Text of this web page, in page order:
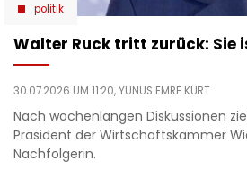
politik
Walter Ruck tritt zurück: Sie
30.07.2026 UM 11:20,YUNUS EMRE KURT
Nach wochenlangen Diskussionen
Präsident der Wirtschaftskammer
Nachfolgerin.